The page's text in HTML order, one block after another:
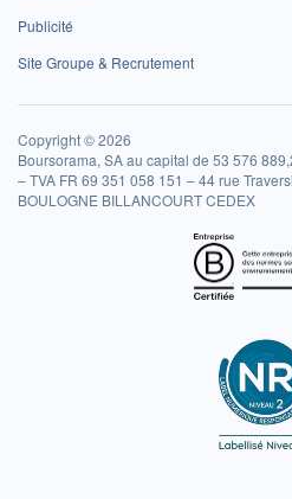
Publicité
Site Groupe & Recrutement
Copyright © 2026
Boursorama, SA au capital de 53 576
– TVA FR 69 351 058 151 – 44 rue
BOULOGNE BILLANCOURT CEDEX